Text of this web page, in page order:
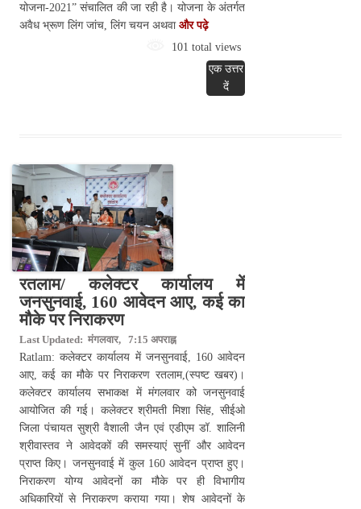
योजना-2021” संचालित की जा रही है। योजना के अंतर्गत
अवैध भ्रूण लिंग जांच, लिंग चयन अथवा और पढ़े
101 total views
एक उत्तर
दें
रतलाम/ कलेक्टर कार्यालय में
जनसुनवाई, 160 आवेदन आए, कई का
मौके पर निराकरण
Last Updated: मंगलवार, 7:15 अपराह्न
Ratlam: कलेक्टर कार्यालय में जनसुनवाई, 160 आवेदन
आए, कई का मौके पर निराकरण रतलाम,(स्पष्ट खबर)।
कलेक्टर कार्यालय सभाकक्ष में मंगलवार को जनसुनवाई
आयोजित की गई। कलेक्टर श्रीमती मिशा सिंह, सीईओ
जिला पंचायत सुश्री वैशाली जैन एवं एडीएम डॉ. शालिनी
श्रीवास्तव ने आवेदकों की समस्याएं सुनीं और आवेदन
प्राप्त किए। जनसुनवाई में कुल 160 आवेदन प्राप्त हुए।
निराकरण योग्य आवेदनों का मौके पर ही विभागीय
अधिकारियों से निराकरण कराया गया। शेष आवेदनों के